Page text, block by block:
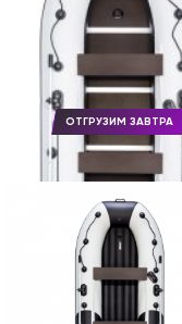
ОТГРУЗИМ ЗАВТРА